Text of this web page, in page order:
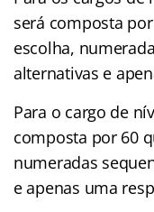
será composta
escolha,
alternativas e
Para o cargo de
composta por 60
numeradas
e apenas uma